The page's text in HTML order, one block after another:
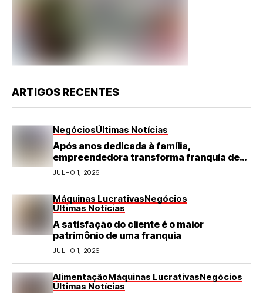
ARTIGOS RECENTES
NegóciosÚltimas Notícias
Após anos dedicada à família,
empreendedora transforma franquia de
turismo em negócio de destaque no RN
JULHO 1, 2026
Máquinas LucrativasNegócios
Últimas Notícias
A satisfação do cliente é o maior
patrimônio de uma franquia
JULHO 1, 2026
AlimentaçãoMáquinas LucrativasNegócios
Últimas Notícias